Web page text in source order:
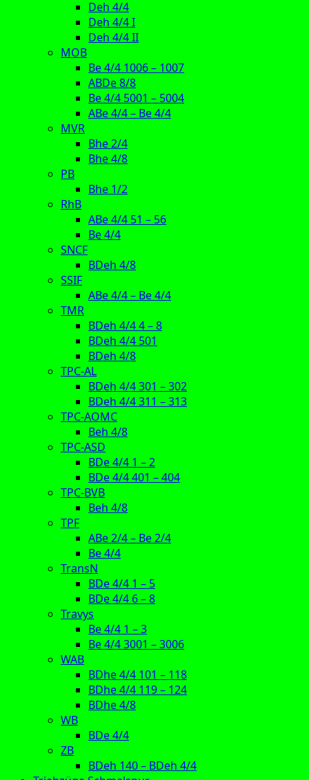
Deh 4/4
Deh 4/4 I
Deh 4/4 II
MOB
Be 4/4 1006 – 1007
ABDe 8/8
Be 4/4 5001 – 5004
ABe 4/4 – Be 4/4
MVR
Bhe 2/4
Bhe 4/8
PB
Bhe 1/2
RhB
ABe 4/4 51 – 56
Be 4/4
SNCF
BDeh 4/8
SSIF
ABe 4/4 – Be 4/4
TMR
BDeh 4/4 4 – 8
BDeh 4/4 501
BDeh 4/8
TPC-AL
BDeh 4/4 301 – 302
BDeh 4/4 311 – 313
TPC-AOMC
Beh 4/8
TPC-ASD
BDe 4/4 1 – 2
BDe 4/4 401 – 404
TPC-BVB
Beh 4/8
TPF
ABe 2/4 – Be 2/4
Be 4/4
TransN
BDe 4/4 1 – 5
BDe 4/4 6 – 8
Travys
Be 4/4 1 – 3
Be 4/4 3001 – 3006
WAB
BDhe 4/4 101 – 118
BDhe 4/4 119 – 124
BDhe 4/8
WB
BDe 4/4
ZB
BDeh 140 – BDeh 4/4